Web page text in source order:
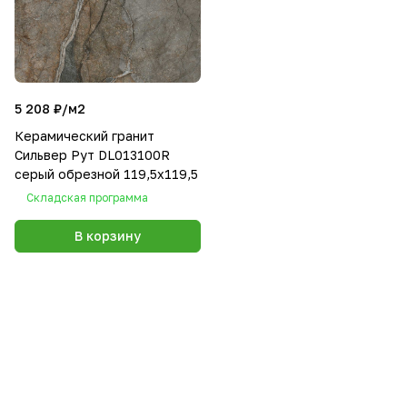
5 208 ₽/м2
Керамический гранит
Сильвер Рут DL013100R
серый обрезной 119,5x119,5
Складская программа
В корзину